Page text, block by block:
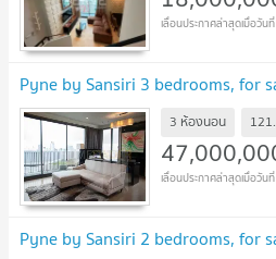
Pyne by Sansiri 3 bedrooms, for
3 ห้องนอน
Pyne by Sansiri 2 bedrooms, for